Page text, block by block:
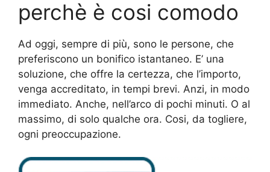
perchè è cosi comodo
Ad oggi, sempre di più, sono le persone, che
preferiscono un bonifico istantaneo. E’ una
soluzione, che offre la certezza, che l’importo,
venga accreditato, in tempi brevi. Anzi, in modo
immediato. Anche, nell’arco di pochi minuti. O al
massimo, di solo qualche ora. Cosi, da togliere,
ogni preoccupazione.